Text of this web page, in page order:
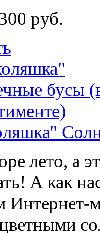
руб.
лето, а
А как
Интернет-